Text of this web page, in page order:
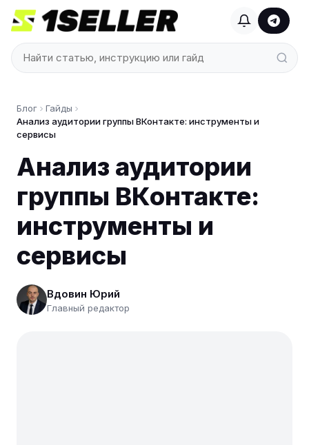
Блог
Гайды
Анализ аудитории группы ВКонтакте: инструменты и
сервисы
Анализ аудитории
группы ВКонтакте:
инструменты и
сервисы
Вдовин Юрий
Главный редактор